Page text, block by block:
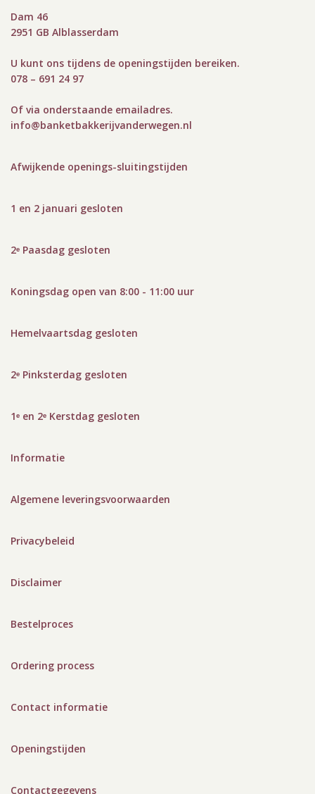
Dam 46
2951 GB Alblasserdam
U kunt ons tijdens de openingstijden bereiken.
078 – 691 24 97
Of via onderstaande emailadres.
info@banketbakkerijvanderwegen.nl
Afwijkende openings-sluitingstijden
1 en 2 januari gesloten
2ᵉ Paasdag gesloten
Koningsdag open van 8:00 - 11:00 uur
Hemelvaartsdag gesloten
2ᵉ Pinksterdag gesloten
1ᵉ en 2ᵉ Kerstdag gesloten
Informatie
Algemene leveringsvoorwaarden
Privacybeleid
Disclaimer
Bestelproces
Ordering process
Contact informatie
Openingstijden
Contactgegevens